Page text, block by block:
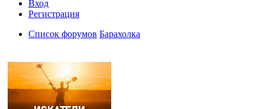
Вход
Регистрация
Список форумов Барахолка